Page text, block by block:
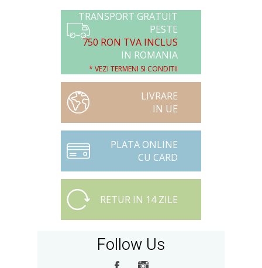
TRANSPORT GRATUIT
PESTE
750 RON TVA INCLUS
IN ROMANIA
* VEZI TERMENI SI CONDITII
LIVRARE
IN UE
PLATA ONLINE
CU CARD
RETUR IN 14 ZILE
Follow Us